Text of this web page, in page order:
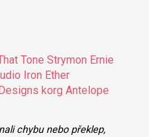
Tone Strymon Ernie
Iron Ether
korg Antelope
chybu nebo překlep,